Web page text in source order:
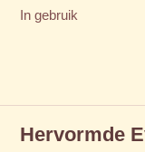
In gebruik
Hervormde